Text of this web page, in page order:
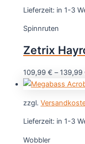
Lieferzeit: in 1-3
Spinnruten
Zetrix
109,99 € – 139,99
zzgl.
Lieferzeit: in 1-3
Wobbler